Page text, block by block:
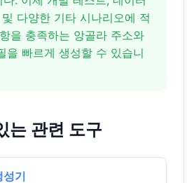
다양한 기타 시나리오에 적
을 충족하는 앙골라 주소와
을 빠르게 생성할 수 있습니
는 관련 도구
기